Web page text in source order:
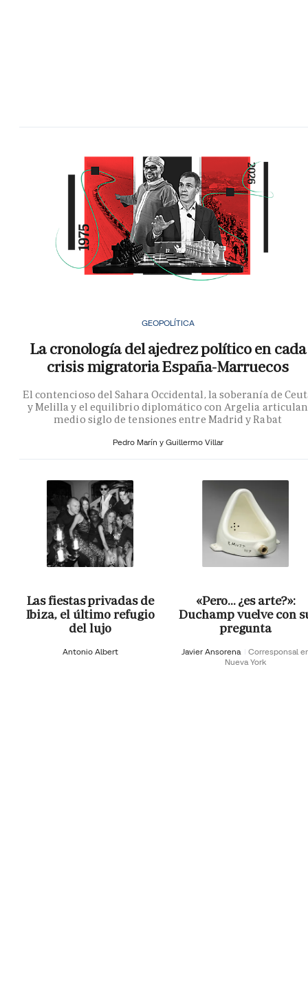
GEOPOLÍTICA
La cronología del ajedrez político en cada
crisis migratoria España-Marruecos
El contencioso del Sahara Occidental, la soberanía de
y Melilla y el equilibrio diplomático con Argelia articulan
medio siglo de tensiones entre Madrid y Rabat
Pedro Marín y Guillermo Villar
Las fiestas privadas de
Ibiza, el último refugio
del lujo
Antonio Albert
«Pero… ¿es arte?»:
Duchamp vuelve con
pregunta
Javier Ansorena
Corresponsal
Nueva York